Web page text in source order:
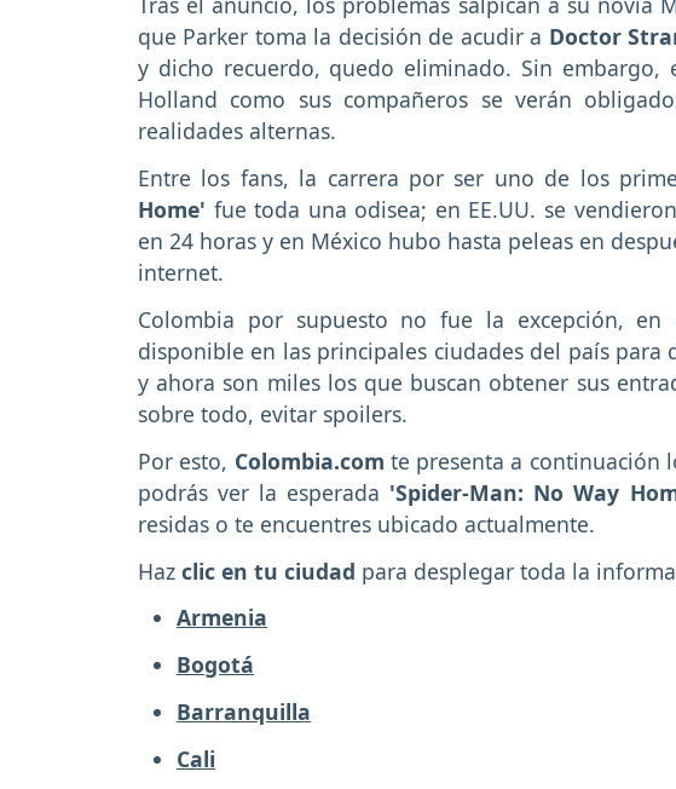
que Parker toma la decisión de acudir a Doctor
y dicho recuerdo, quedo eliminado. Sin embargo,
Holland como sus compañeros se verán
realidades alternas.
Entre los fans, la carrera por ser uno de los
Home' fue toda una odisea; en EE.UU. se
en 24 horas y en México hubo hasta peleas en
internet.
Colombia por supuesto no fue la excepción,
disponible en las principales ciudades del país para
y ahora son miles los que buscan obtener sus
sobre todo, evitar spoilers.
Por esto, Colombia.com te presenta a continuación
podrás ver la esperada 'Spider-Man: No Way
residas o te encuentres ubicado actualmente.
Haz clic en tu ciudad para desplegar toda la
Armenia
Bogotá
Barranquilla
Cali